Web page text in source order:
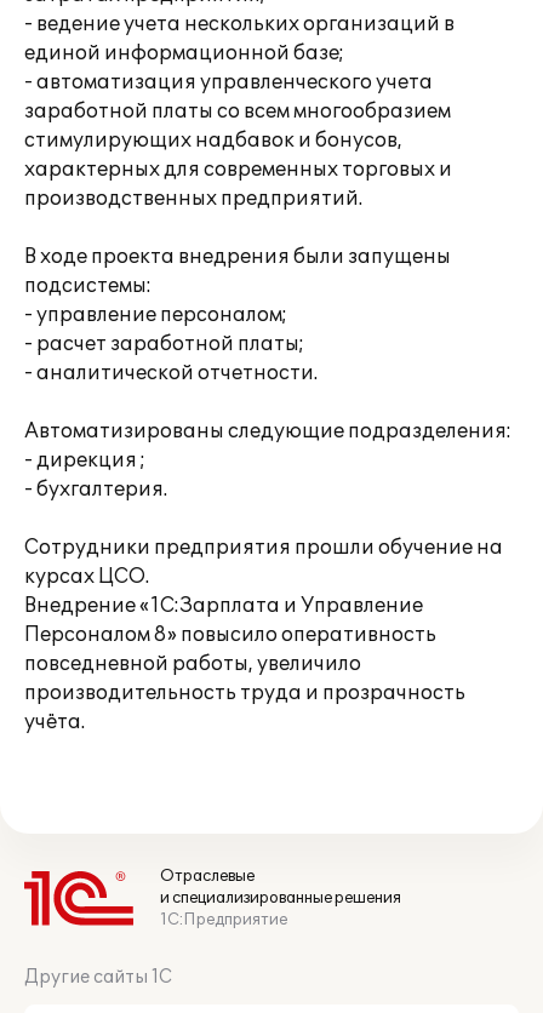
- ведение учета нескольких организаций в
единой информационной базе;
- автоматизация управленческого учета
заработной платы со всем многообразием
стимулирующих надбавок и бонусов,
характерных для современных торговых и
производственных предприятий.
В ходе проекта внедрения были запущены
подсистемы:
- управление персоналом;
- расчет заработной платы;
- аналитической отчетности.
Автоматизированы следующие подразделения:
- дирекция ;
- бухгалтерия.
Сотрудники предприятия прошли обучение на
курсах ЦСО.
Внедрение «1С:Зарплата и Управление
Персоналом 8» повысило оперативность
повседневной работы, увеличило
производительность труда и прозрачность
учёта.
Отраслевые
и специализированные решения
1С:Предприятие
Другие сайты 1С